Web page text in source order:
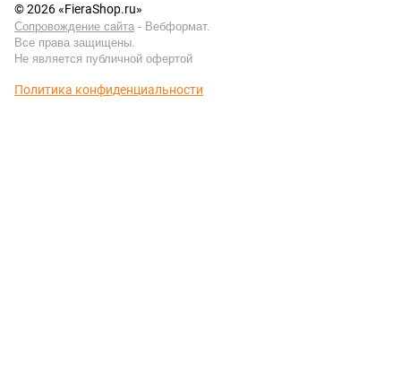
© 2026 «FieraShop.ru»
Сопровождение сайта - Вебформат.
Все права защищены.
Не является публичной офертой
Политика конфиденциальности